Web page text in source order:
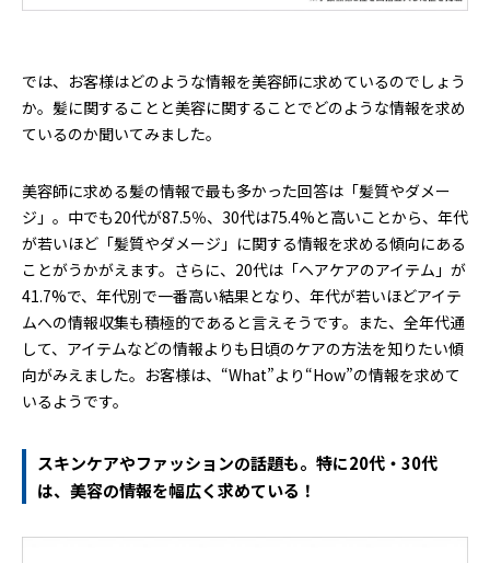
では、お客様はどのような情報を美容師に求めているのでしょう
か。髪に関することと美容に関することでどのような情報を求め
ているのか聞いてみました。
美容師に求める髪の情報で最も多かった回答は「髪質やダメー
ジ」。中でも20代が87.5％、30代は75.4%と高いことから、年代
が若いほど「髪質やダメージ」に関する情報を求める傾向にある
ことがうかがえます。さらに、20代は「ヘアケアのアイテム」が
41.7%で、年代別で一番高い結果となり、年代が若いほどアイテ
ムへの情報収集も積極的であると言えそうです。また、全年代通
して、アイテムなどの情報よりも日頃のケアの方法を知りたい傾
向がみえました。お客様は、“What”より“How”の情報を求めて
いるようです。
スキンケアやファッションの話題も。特に20代・30代
は、美容の情報を幅広く求めている！